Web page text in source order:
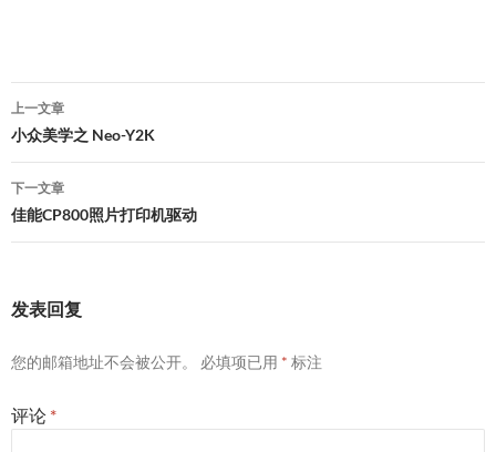
文
章
导
航
上一文章
小众美学之 Neo-Y2K
下一文章
佳能CP800照片打印机驱动
发表回复
您的邮箱地址不会被公开。 必填项已用 * 标注
评论 *